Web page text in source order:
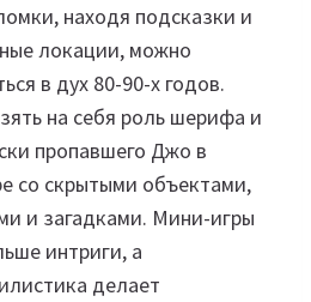
находя подсказки и
локации, можно
в дух 80-90-х годов.
на себя роль шерифа и
пропавшего Джо в
со скрытыми объектами,
и загадками. Мини-игры
интриги, а
делает